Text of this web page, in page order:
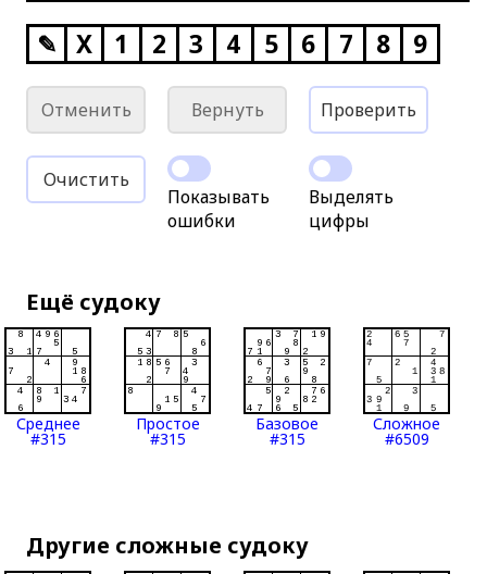
✎ X 1 2 3 4 5 6 7 8 9
Отменить Вернуть Проверить
Очистить
Показывать
ошибки
Выделять
цифры
Ещё судоку
Среднее
#315
Простое
#315
Базовое
#315
Сложное
#6509
Другие сложные судоку